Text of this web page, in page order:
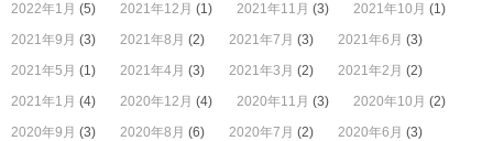
2022年1月 (5) 2021年12月 (1) 2021年11月 (3) 2021年10月 (1)
2021年9月 (3) 2021年8月 (2) 2021年7月 (3) 2021年6月 (3)
2021年5月 (1) 2021年4月 (3) 2021年3月 (2) 2021年2月 (2)
2021年1月 (4) 2020年12月 (4) 2020年11月 (3) 2020年10月 (2)
2020年9月 (3) 2020年8月 (6) 2020年7月 (2) 2020年6月 (3)